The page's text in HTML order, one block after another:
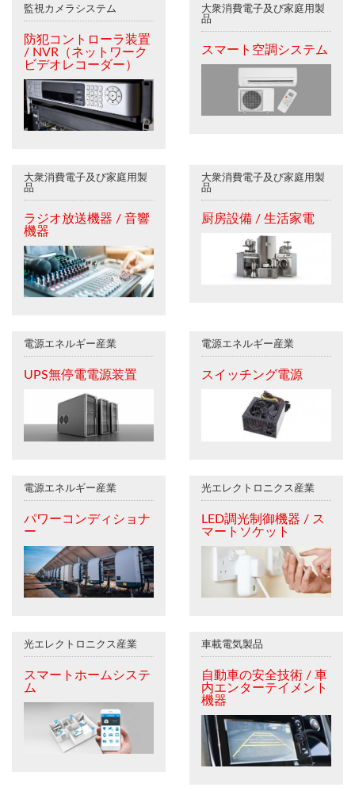
監視カメラシステム
防犯コントローラ装置
/ NVR（ネットワーク
ビデオレコーダー）
大衆消費電子及び家庭用製
品
スマート空調システム
大衆消費電子及び家庭用製
品
ラジオ放送機器 / 音響
機器
大衆消費電子及び家庭用製
品
厨房設備 / 生活家電
電源エネルギー産業
UPS無停電電源装置
電源エネルギー産業
スイッチング電源
電源エネルギー産業
パワーコンディショナ
ー
光エレクトロニクス産業
LED調光制御機器 / ス
マートソケット
光エレクトロニクス産業
スマートホームシステ
ム
車載電気製品
自動車の安全技術 / 車
内エンターテイメント
機器